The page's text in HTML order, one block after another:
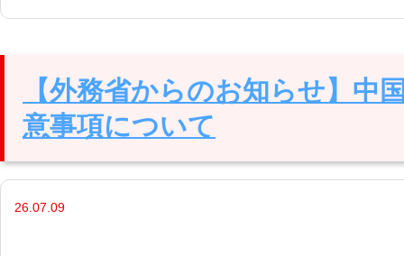
【外務省からのお知らせ】中
意事項について
26.07.09